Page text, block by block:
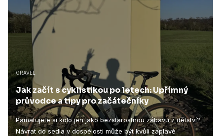
GRAVEL
Jak začít s cyklistikou po letech: Upřímný
průvodce a tipy pro začátečníky
Pamatujete si kolo jen jako bezstarostnou zábavu z dětství?
Návrat do sedla v dospělosti může být kvůli záplavě